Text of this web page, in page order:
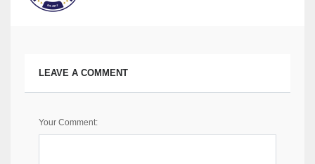
LEAVE A COMMENT
Your Comment: